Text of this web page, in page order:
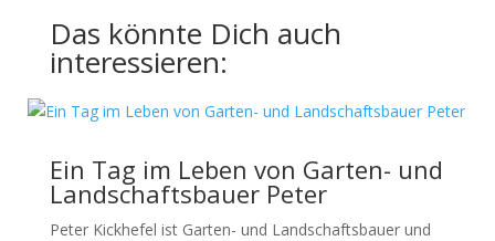
Das könnte Dich auch
interessieren:
Ein Tag im Leben von Garten- und
Landschaftsbauer Peter
Peter Kickhefel ist Garten- und Landschaftsbauer und